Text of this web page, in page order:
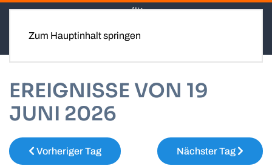
Zum Hauptinhalt springen
EREIGNISSE VON 19
JUNI 2026
Vorheriger Tag Nächster Tag